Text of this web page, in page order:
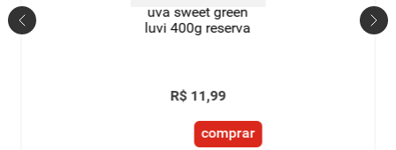
uva sweet green
luvi 400g reserva
R$ 11,99
comprar